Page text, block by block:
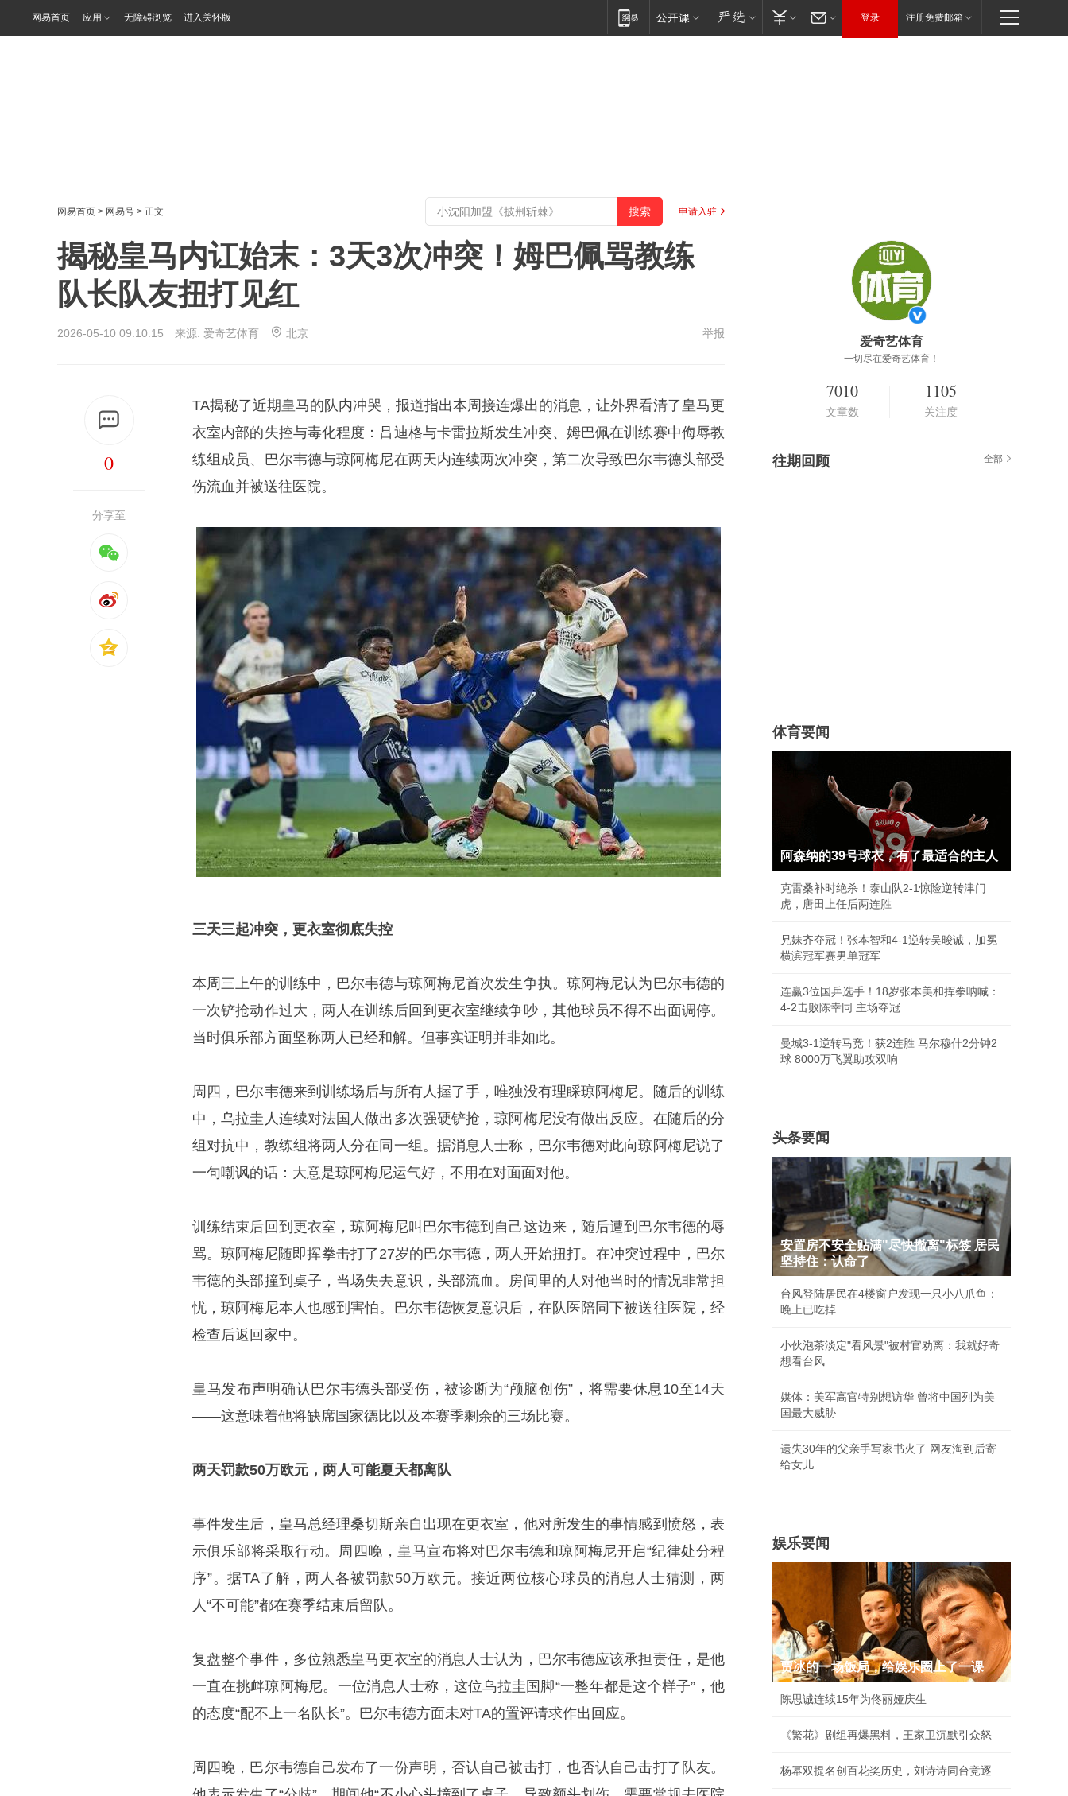
网易首页 应用 无障碍浏览 进入关怀版 登录 注册免费邮箱
网易首页 > 网易号 > 正文 申请入驻
揭秘皇马内讧始末：3天3次冲突！姆巴佩骂教练
队长队友扭打见红
2026-05-10 09:10:15 来源: 爱奇艺体育 北京 举报
0
分享至
TA揭秘了近期皇马的队内冲哭，报道指出本周接连爆出的消息，让外界看清了皇马更
衣室内部的失控与毒化程度：吕迪格与卡雷拉斯发生冲突、 姆巴佩在训练赛中侮辱教
练组成员、巴尔韦德与琼阿梅尼在两天内连续两次冲突，第二次导致巴尔韦德头部受
伤流血并被送往医院。
三天三起冲突，更衣室彻底失控
本周三上午的训练中，巴尔韦德与琼阿梅尼首次发生争执。琼阿梅尼认为巴尔韦德的
一次铲抢动作过大，两人在训练后回到更衣室继续争吵，其他球员不得不出面调停。
当时俱乐部方面坚称两人已经和解。但事实证明并非如此。
周四，巴尔韦德来到训练场后与所有人握了手，唯独没有理睬琼阿梅尼。随后的训练
中，乌拉圭人连续对法国人做出多次强硬铲抢，琼阿梅尼没有做出反应。在随后的分
组对抗中，教练组将两人分在同一组。据消息人士称，巴尔韦德对此向琼阿梅尼说了
一句嘲讽的话：大意是琼阿梅尼运气好，不用在对面面对他。
训练结束后回到更衣室，琼阿梅尼叫巴尔韦德到自己这边来，随后遭到巴尔韦德的辱
骂。琼阿梅尼随即挥拳击打了27岁的巴尔韦德，两人开始扭打。在冲突过程中，巴尔
韦德的头部撞到桌子，当场失去意识，头部流血。房间里的人对他当时的情况非常担
忧，琼阿梅尼本人也感到害怕。巴尔韦德恢复意识后，在队医陪同下被送往医院，经
检查后返回家中。
皇马发布声明确认巴尔韦德头部受伤，被诊断为“颅脑创伤”，将需要休息10至14天
——这意味着他将缺席国家德比以及本赛季剩余的三场比赛。
两天罚款50万欧元，两人可能夏天都离队
事件发生后，皇马总经理桑切斯亲自出现在更衣室，他对所发生的事情感到愤怒，表
示俱乐部将采取行动。周四晚，皇马宣布将对巴尔韦德和琼阿梅尼开启“纪律处分程
序”。据TA了解，两人各被罚款50万欧元。接近两位核心球员的消息人士猜测，两
人“不可能”都在赛季结束后留队。
复盘整个事件，多位熟悉皇马更衣室的消息人士认为，巴尔韦德应该承担责任，是他
一直在挑衅琼阿梅尼。一位消息人士称，这位乌拉圭国脚“一整年都是这个样子”，他
的态度“配不上一名队长”。巴尔韦德方面未对TA的置评请求作出回应。
周四晚，巴尔韦德自己发布了一份声明，否认自己被击打，也否认自己击打了队友。
爱奇艺体育
一切尽在爱奇艺体育！
7010
文章数
1105
关注度
往期回顾 全部
体育要闻
阿森纳的39号球衣，有了最适合的主人
克雷桑补时绝杀！泰山队2-1惊险逆转津门
虎，唐田上任后两连胜
兄妹齐夺冠！张本智和4-1逆转吴晙诚，加冕
横滨冠军赛男单冠军
连赢3位国乒选手！18岁张本美和挥拳呐喊：
4-2击败陈幸同 主场夺冠
曼城3-1逆转马竞！获2连胜 马尔穆什2分钟2
球 8000万飞翼助攻双响
头条要闻
安置房不安全贴满"尽快撤离"标签 居民
坚持住：认命了
台风登陆居民在4楼窗户发现一只小八爪鱼：
晚上已吃掉
小伙泡茶淡定"看风景"被村官劝离：我就好奇
想看台风
媒体：美军高官特别想访华 曾将中国列为美
国最大威胁
遗失30年的父亲手写家书火了 网友淘到后寄
给女儿
娱乐要闻
贾冰的一场饭局，给娱乐圈上了一课
陈思诚连续15年为佟丽娅庆生
《繁花》剧组再爆黑料，王家卫沉默引众怒
杨幂双提名创百花奖历史，刘诗诗同台竞逐